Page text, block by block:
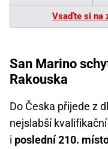
Vsaďte si na
San Marino
Rakouska
Do Česka přijede z
nejslabší
i poslední 210.